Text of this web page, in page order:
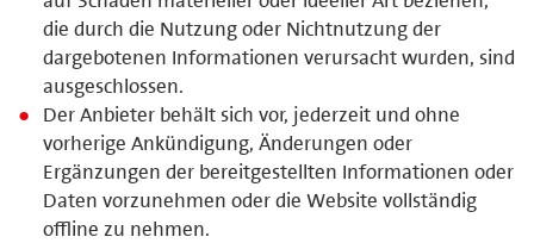
die durch die Nutzung oder Nichtnutzung der
dargebotenen Informationen verursacht wurden, sind
ausgeschlossen.
Der Anbieter behält sich vor, jederzeit und ohne
vorherige Ankündigung, Änderungen oder
Ergänzungen der bereitgestellten Informationen oder
Daten vorzunehmen oder die Website vollständig
offline zu nehmen.